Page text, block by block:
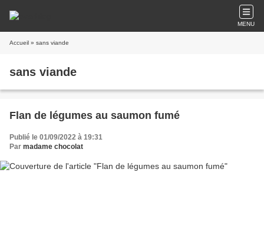
MENU
Accueil » sans viande
sans viande
Flan de légumes au saumon fumé
Publié le 01/09/2022 à 19:31
Par madame chocolat